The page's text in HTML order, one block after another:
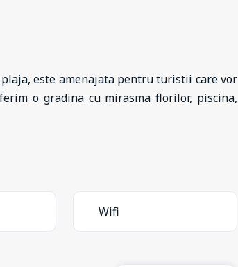
este amenajata pentru turistii care vor
o gradina cu mirasma florilor, piscina,
Wifi